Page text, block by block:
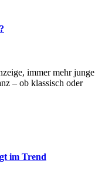
immer mehr junge
– ob klassisch oder
im Trend